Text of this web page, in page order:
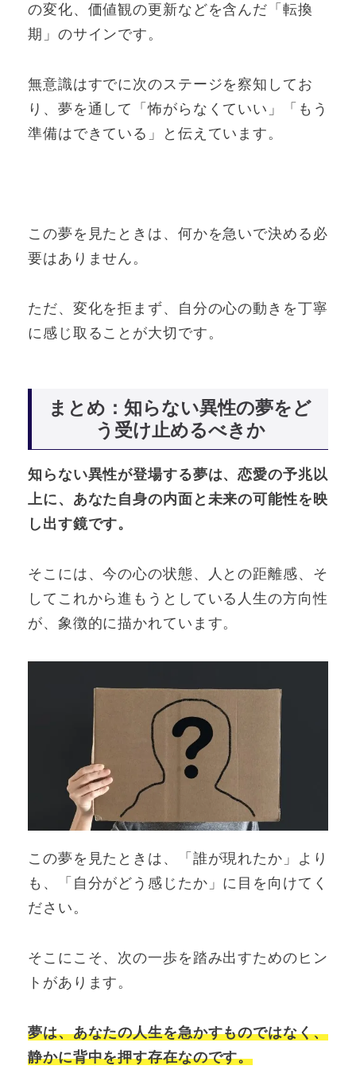
の変化、価値観の更新などを含んだ「転換
期」のサインです。
無意識はすでに次のステージを察知してお
り、夢を通して「怖がらなくていい」「もう
準備はできている」と伝えています。
この夢を見たときは、何かを急いで決める必
要はありません。
ただ、変化を拒まず、自分の心の動きを丁寧
に感じ取ることが大切です。
まとめ：知らない異性の夢をど
う受け止めるべきか
知らない異性が登場する夢は、恋愛の予兆以
上に、あなた自身の内面と未来の可能性を映
し出す鏡です。
そこには、今の心の状態、人との距離感、そ
してこれから進もうとしている人生の方向性
が、象徴的に描かれています。
この夢を見たときは、「誰が現れたか」より
も、「自分がどう感じたか」に目を向けてく
ださい。
そこにこそ、次の一歩を踏み出すためのヒン
トがあります。
夢は、あなたの人生を急かすものではなく、
静かに背中を押す存在なのです。